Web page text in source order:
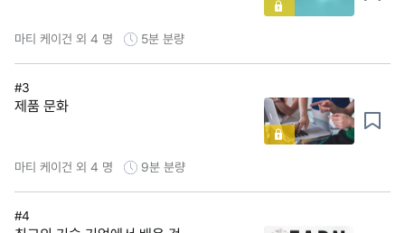
마티 케이건 외 4 명 5분 분량
#3
제품 문화
마티 케이건 외 4 명 9분 분량
#4